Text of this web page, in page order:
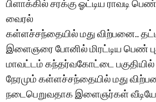
பிளாக்கில் சரக்கு ஓட்டிய ராவடி
வைரல்
கள்ளச்சந்தையில் மது விற்பனை..
இளைஞரை போனில் மிரட்டிய பெண்
மாவட்டம் கந்தர்வகோட்டை
நேரமும் கள்ளச்சந்தையில் மது
நடைபெறுவதாக இளைஞர்கள்